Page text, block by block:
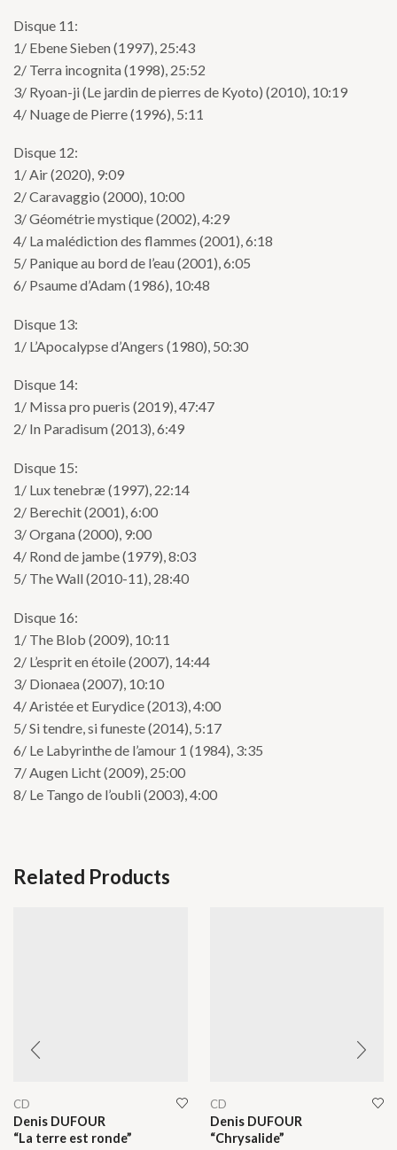
Disque 11:
1/ Ebene Sieben (1997), 25:43
2/ Terra incognita (1998), 25:52
3/ Ryoan-ji (Le jardin de pierres de Kyoto) (2010), 10:19
4/ Nuage de Pierre (1996), 5:11
Disque 12:
1/ Air (2020), 9:09
2/ Caravaggio (2000), 10:00
3/ Géométrie mystique (2002), 4:29
4/ La malédiction des flammes (2001), 6:18
5/ Panique au bord de l’eau (2001), 6:05
6/ Psaume d’Adam (1986), 10:48
Disque 13:
1/ L’Apocalypse d’Angers (1980), 50:30
Disque 14:
1/ Missa pro pueris (2019), 47:47
2/ In Paradisum (2013), 6:49
Disque 15:
1/ Lux tenebræ (1997), 22:14
2/ Berechit (2001), 6:00
3/ Organa (2000), 9:00
4/ Rond de jambe (1979), 8:03
5/ The Wall (2010-11), 28:40
Disque 16:
1/ The Blob (2009), 10:11
2/ L’esprit en étoile (2007), 14:44
3/ Dionaea (2007), 10:10
4/ Aristée et Eurydice (2013), 4:00
5/ Si tendre, si funeste (2014), 5:17
6/ Le Labyrinthe de l’amour 1 (1984), 3:35
7/ Augen Licht (2009), 25:00
8/ Le Tango de l’oubli (2003), 4:00
Related Products
CD
Denis DUFOUR
“La terre est ronde”
CD
Denis DUFOUR
“Chrysalide”